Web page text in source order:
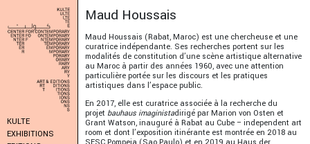
KULTE
EXHIBITIONS
Maud Houssais
Maud Houssais (Rabat, Maroc) est une chercheuse et une
curatrice indépendante. Ses recherches portent sur les
modalités de constitution d’une scène artistique alternative
au Maroc à partir des années 1960, avec une attention
particulière portée sur les discours et les pratiques
artistiques dans l’espace public.
En 2017, elle est curatrice associée à la recherche du
projet bauhaus imaginistadirigé par Marion von Osten et
Grant Watson, inauguré à Rabat au Cube – independent art
room et dont l’exposition itinérante est montrée en 2018 au